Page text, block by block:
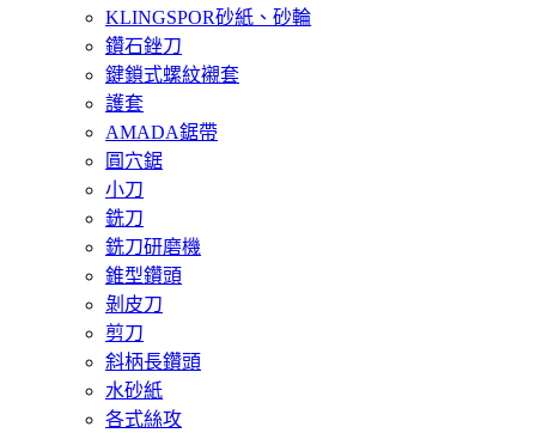
KLINGSPOR砂紙、砂輪
鑽石銼刀
鍵鎖式螺紋襯套
護套
AMADA鋸帶
圓穴鋸
小刀
銑刀
銑刀研磨機
錐型鑽頭
剝皮刀
剪刀
斜柄長鑽頭
水砂紙
各式絲攻